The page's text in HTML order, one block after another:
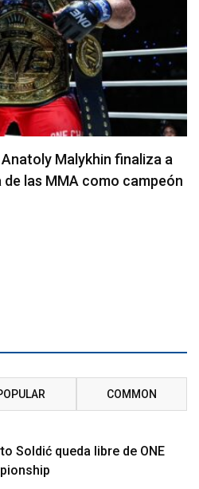
Malykhin finaliza a
las MMA como campeón
COMMON
Soldić queda libre de ONE